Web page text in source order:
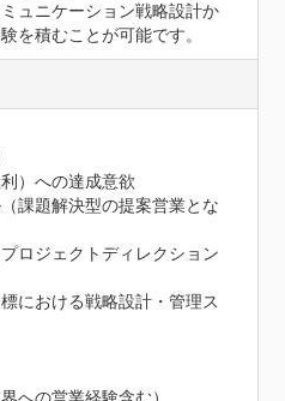
ュニケーション戦略設計か
を積むことが可能です。
）への達成意欲
課題解決型の提案営業とな
ロジェクトディレクション
における戦略設計・管理ス